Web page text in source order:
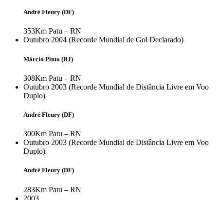
André Fleury (DF)
353Km Patu – RN
Outubro 2004 (Recorde Mundial de Gol Declarado)
Márcio Pinto (RJ)
308Km Patu – RN
Outubro 2003 (Recorde Mundial de Distância Livre em Voo
Duplo)
André Fleury (DF)
300Km Patu – RN
Outubro 2003 (Recorde Mundial de Distância Livre em Voo
Duplo)
André Fleury (DF)
283Km Patu – RN
2003